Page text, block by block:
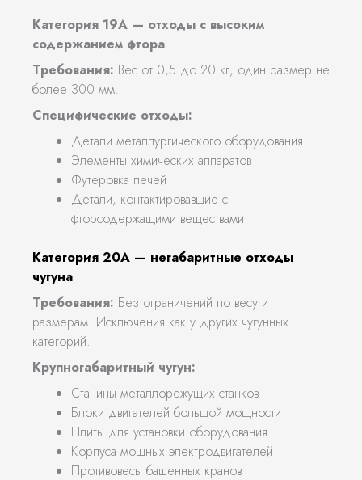
Категория 19А — отходы с высоким
содержанием фтора
Требования: Вес от 0,5 до 20 кг, один размер не
более 300 мм.
Специфические отходы:
Детали металлургического оборудования
Элементы химических аппаратов
Футеровка печей
Детали, контактировавшие с
фторсодержащими веществами
Категория 20А — негабаритные отходы
чугуна
Требования: Без ограничений по весу и
размерам. Исключения как у других чугунных
категорий.
Крупногабаритный чугун:
Станины металлорежущих станков
Блоки двигателей большой мощности
Плиты для установки оборудования
Корпуса мощных электродвигателей
Противовесы башенных кранов